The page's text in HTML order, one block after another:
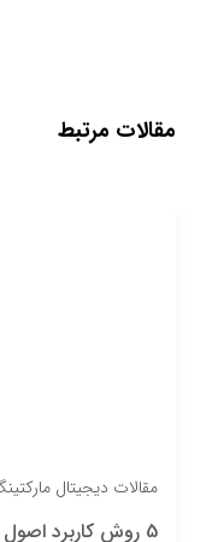
مقالات مرتبط